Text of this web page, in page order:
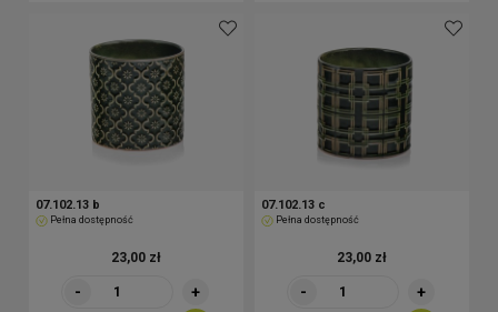
07.102.13 b
Pełna dostępność
23,00 zł
- +
07.102.13 c
Pełna dostępność
23,00 zł
- +